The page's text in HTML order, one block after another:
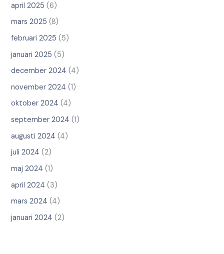
april 2025 (6)
mars 2025 (8)
februari 2025 (5)
januari 2025 (5)
december 2024 (4)
november 2024 (1)
oktober 2024 (4)
september 2024 (1)
augusti 2024 (4)
juli 2024 (2)
maj 2024 (1)
april 2024 (3)
mars 2024 (4)
januari 2024 (2)